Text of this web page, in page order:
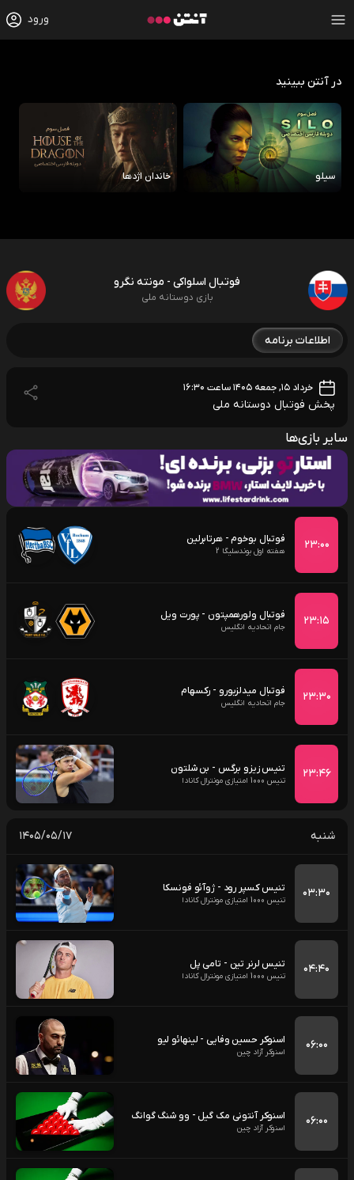
ورود
در آنتن ببینید
سیلو خاندان اژدها
فوتبال اسلواکی - مونته نگرو
بازی دوستانه ملی
اطلاعات برنامه
خرداد ۱۵, جمعه ۱۴۰۵ ساعت ۱۶:۳۰
پخش فوتبال دوستانه ملی
سایر بازی‌ها
۲۳:۰۰ فوتبال بوخوم - هرتابرلین
هفته اول بوندسلیگا 2
۲۳:۱۵ فوتبال ولورهمپتون - پورت ویل
جام اتحادیه انگلیس
۲۳:۳۰ فوتبال میدلزبورو - رکسهام
جام اتحادیه انگلیس
۲۳:۴۶ تنیس زیزو برگس - بن شلتون
تنیس 1000 امتیازی مونترال کانادا
شنبه ۱۴۰۵/۰۵/۱۷
۰۳:۳۰ تنیس کسپر رود - ژوآئو فونسکا
تنیس 1000 امتیازی مونترال کانادا
۰۴:۴۰ تنیس لرنر تین - تامی پل
تنیس 1000 امتیازی مونترال کانادا
۰۶:۰۰ اسنوکر حسین وفایی - لینهائو لیو
اسنوکر آزاد چین
۰۶:۰۰ اسنوکر آنتونی مک گیل - وو شنگ گوانگ
اسنوکر آزاد چین